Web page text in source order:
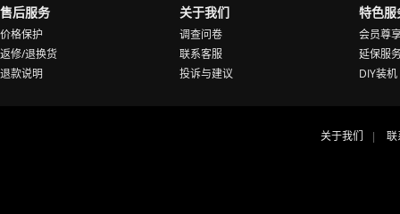
售后服务
价格保护
返修/退换货
退款说明
关于我们
调查问卷
联系客服
投诉与建议
特色服
会员尊
延保服
DIY装机
关于我们 联